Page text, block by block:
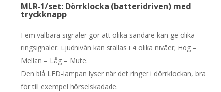
MLR-1/set: Dörrklocka (batteridriven) med
tryckknapp
Fem valbara signaler gör att olika sändare kan ge olika
ringsignaler. Ljudnivån kan ställas i 4 olika nivåer; Hög –
Mellan – Låg – Mute.
Den blå LED-lampan lyser när det ringer i dörrklockan, bra
för till exempel hörselskadade.